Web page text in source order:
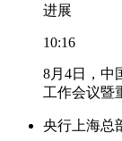
进展
10:16
8月4日，中
工作会议暨
央行上海总